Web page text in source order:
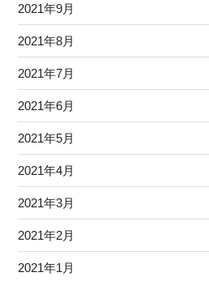
2021年9月
2021年8月
2021年7月
2021年6月
2021年5月
2021年4月
2021年3月
2021年2月
2021年1月